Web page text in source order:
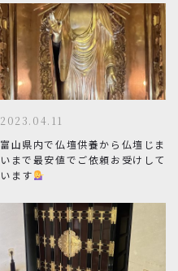
2023.04.11
富山県内で仏壇供養から仏壇じま
いまで最安値でご依頼お受けして
います